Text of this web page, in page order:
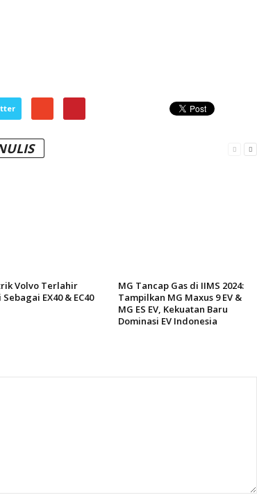
Volvo Terlahir
EX40 & EC40
MG Tancap Gas di IIMS 2024:
Tampilkan MG Maxus 9 EV &
MG ES EV, Kekuatan Baru
Dominasi EV Indonesia